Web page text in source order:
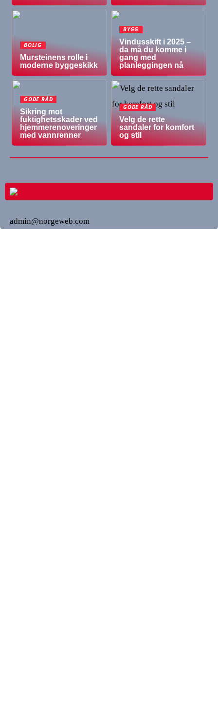
BOLIG
Mursteinens rolle i
moderne byggeskikk
BYGG
Vindusskift i 2025 –
da må du komme i
gang med
planleggingen nå
GODE RÅD
Sikring mot
fuktighetsskader ved
hjemmerenoveringer
med vannrenner
GODE RÅD
Velg de rette
sandaler for komfort
og stil
admin@norgeweb.com